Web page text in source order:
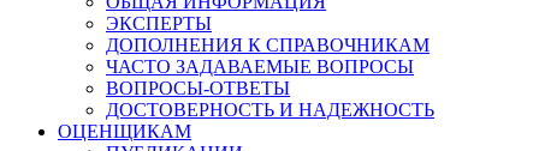
ЭКСПЕРТЫ
ДОПОЛНЕНИЯ К СПРАВОЧНИКАМ
ЧАСТО ЗАДАВАЕМЫЕ ВОПРОСЫ
ВОПРОСЫ-ОТВЕТЫ
ДОСТОВЕРНОСТЬ И НАДЕЖНОСТЬ
ОЦЕНЩИКАМ